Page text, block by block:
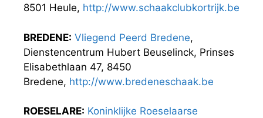
8501 Heule, http://www.schaakclubkortrijk.be
BREDENE: Vliegend Peerd Bredene,
Dienstencentrum Hubert Beuselinck, Prinses
Elisabethlaan 47, 8450
Bredene, http://www.bredeneschaak.be
ROESELARE: Koninklijke Roeselaarse